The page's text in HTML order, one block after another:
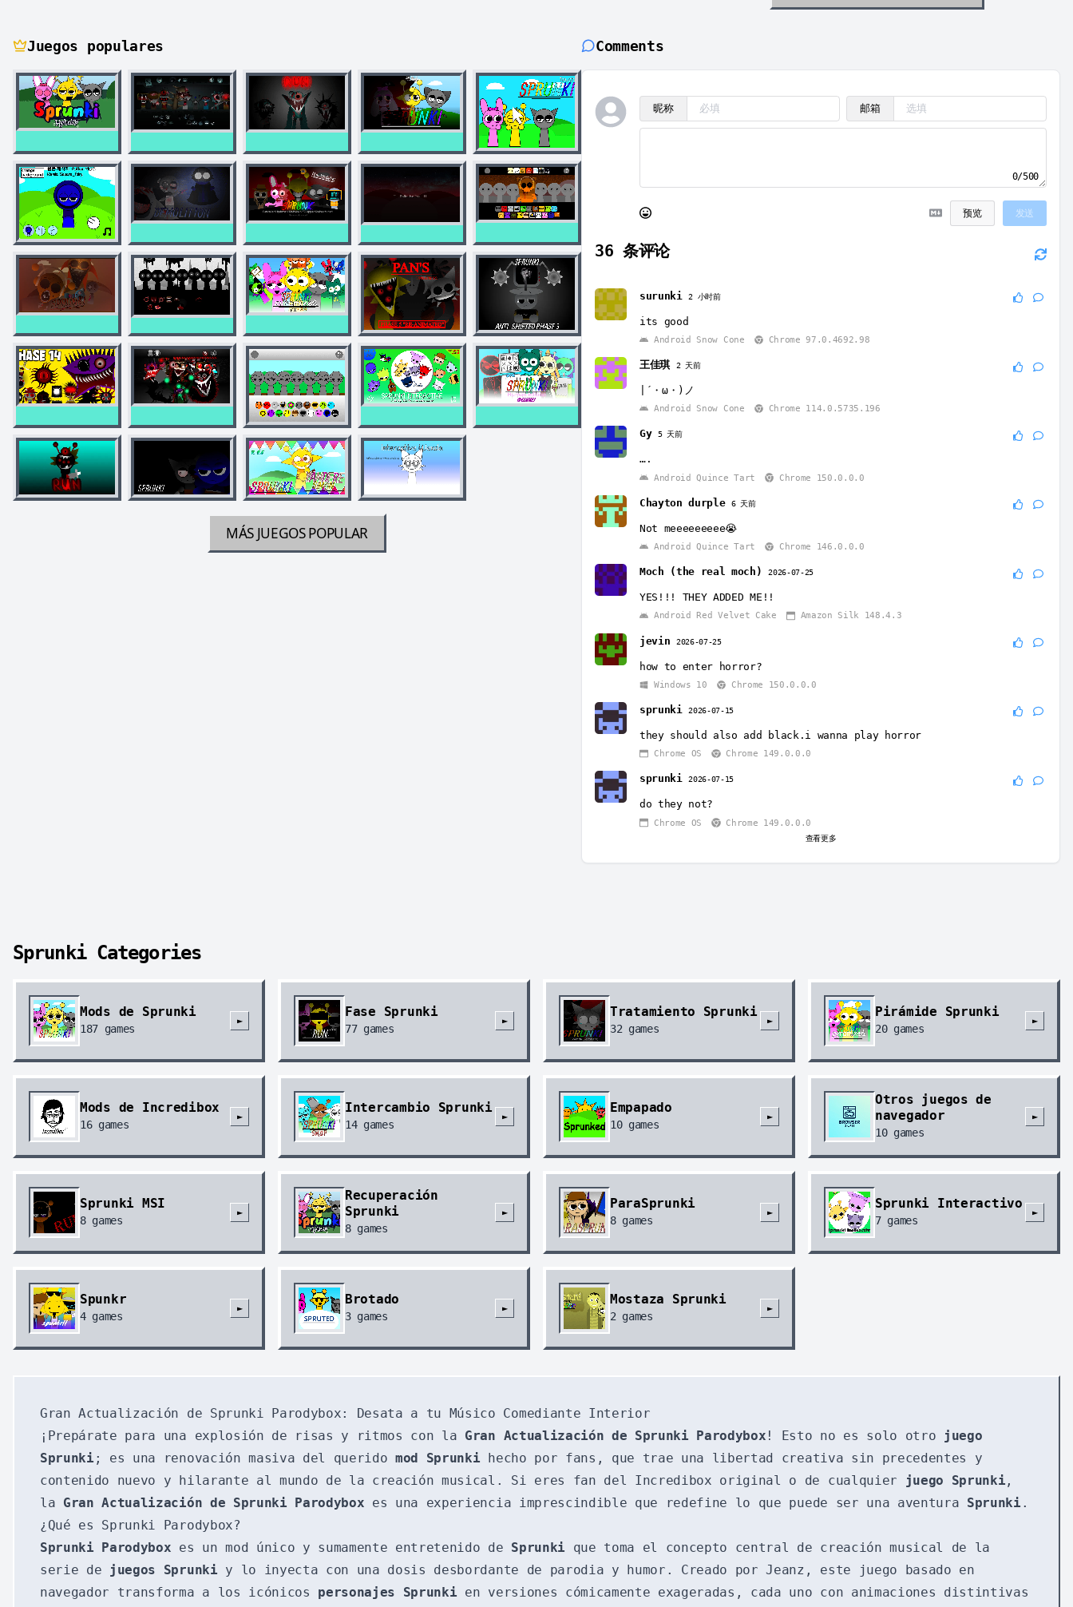
Juegos populares
MÁS JUEGOSPOPULAR
Comments
昵称 邮箱
0/500
预览 发送
36 条评论
surunki 2 小时前
its good
Android Snow Cone Chrome 97.0.4692.98
王佳琪 2 天前
|´・ω・)ノ
Android Snow Cone Chrome 114.0.5735.196
Gy 5 天前
….
Android Quince Tart Chrome 150.0.0.0
Chayton durple6 天前
Not meeeeeeeee😭
Android Quince Tart Chrome 146.0.0.0
Moch (the real moch) 2026-07-25
YES!!! THEY ADDED ME!!
Android Red Velvet Cake Amazon Silk 148.4.3
jevin 2026-07-25
how to enter horror?
Windows 10 Chrome 150.0.0.0
sprunki 2026-07-15
they should also add black.i wanna play horror
Chrome OS Chrome 149.0.0.0
sprunki 2026-07-15
do they not?
Chrome OS Chrome 149.0.0.0
查看更多
Sprunki Categories
Mods de Sprunki
187 games
►
Fase Sprunki
77games
►
Tratamiento Sprunki
32games
►
Pirámide Sprunki
20games
►
Mods de Incredibox
16games
►
Intercambio Sprunki
14games
►
Empapado
10games
►
Otros juegos de
navegador
10games
►
Sprunki MSI
8games
►
Recuperación
Sprunki
8games
►
ParaSprunki
8games
►
Sprunki Interactivo
7games
►
Spunkr
4games
►
Brotado
3games
►
Mostaza Sprunki
2games
►
Gran Actualización de Sprunki Parodybox: Desata a tu Músico Comediante Interior
¡Prepárate para una explosión de risas y ritmos con la Gran Actualización de Sprunki Parodybox ! Esto no es solo otro
juego
Sprunki ; es una renovación masiva del queridomod Sprunki hecho por fans, que trae una libertad creativa sin precedentes y
contenido nuevo y hilarante al mundo de la creación musical. Si eres fan del Incredibox original o de cualquier
juego Sprunki ,
la Gran Actualización de Sprunki Parodybox es una experiencia imprescindible que redefine lo que puede ser una aventura Sprunki .
¿Qué es Sprunki Parodybox?
Sprunki Parodybox es un mod único y sumamente entretenido de Sprunki que toma el concepto central de creación musical de la
serie de
juegos Sprunki y lo inyecta con una dosis desbordante de parodia y humor. Creado por Jeanz, este juego basado en
navegador transforma a los icónicos personajes Sprunki en versiones cómicamente exageradas, cada uno con animaciones distintivas